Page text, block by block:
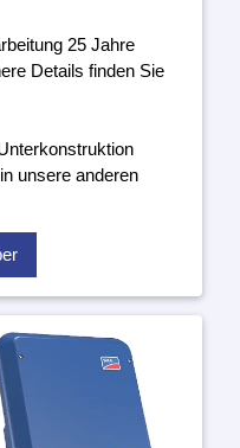
25 Jahre
Details finden Sie
unsere anderen